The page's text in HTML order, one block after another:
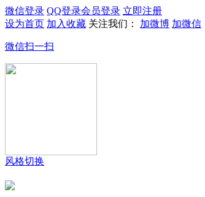
微信登录 QQ登录会员登录 立即注册
设为首页 加入收藏 关注我们： 加微博 加微信
微信扫一扫
风格切换